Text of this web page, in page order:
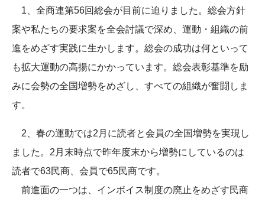
1、全商連第56回総会が目前に迫りました。総会方針
案や私たちの要求案を全会討議で深め、運動・組織の前
進をめざす実践に生かします。総会の成功は何といって
も拡大運動の高揚にかかっています。総会表彰基準を励
みに会勢の全国増勢をめざし、すべての組織が奮闘しま
す。
2、春の運動では2月に読者と会員の全国増勢を実現し
ました。2月末時点で昨年度末から増勢にしているのは
読者で63民商、会員で65民商です。
前進面の一つは、インボイス制度の廃止をめざす民商